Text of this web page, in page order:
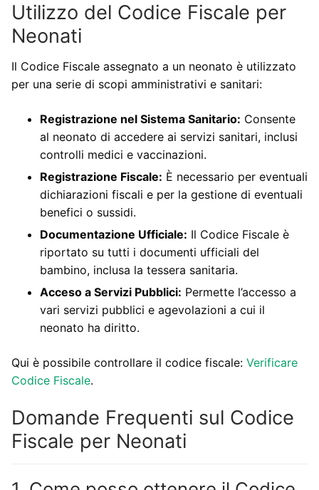
Utilizzo del Codice Fiscale per
Neonati
Il Codice Fiscale assegnato a un neonato è utilizzato
per una serie di scopi amministrativi e sanitari:
Registrazione nel Sistema Sanitario: Consente
al neonato di accedere ai servizi sanitari, inclusi
controlli medici e vaccinazioni.
Registrazione Fiscale: È necessario per eventuali
dichiarazioni fiscali e per la gestione di eventuali
benefici o sussidi.
Documentazione Ufficiale: Il Codice Fiscale è
riportato su tutti i documenti ufficiali del
bambino, inclusa la tessera sanitaria.
Acceso a Servizi Pubblici: Permette l’accesso a
vari servizi pubblici e agevolazioni a cui il
neonato ha diritto.
Qui è possibile controllare il codice fiscale: Verificare
Codice Fiscale.
Domande Frequenti sul Codice
Fiscale per Neonati